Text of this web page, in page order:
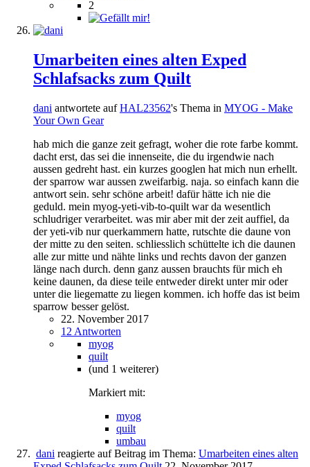
2
Umarbeiten eines alten Exped
Schlafsacks zum Quilt
dani antwortete aufHAL23562's Thema in MYOG - Make
Your Own Gear
hab mich die ganze zeit gefragt, woher die rote farbe kommt.
dacht erst, das sei die innenseite, die du irgendwie nach
aussen gedreht hast. ein kurzes googlen hat mich nun erhellt.
der sparrow war aussen zweifarbig. naja. so einfach kann die
antwort sein. sehr schöne arbeit! dafür hätte ich nie die
geduld. mein myog-yeti-vib-to-quilt war da wesentlich
schludriger verarbeitet. was mir aber mit der zeit auffiel, da
der yeti-vib nur querkammern hatte, rutschte die daune von
der mitte zu den seiten. schliesslich schüttelte ich die daunen
alle zur mitte und nähte links und rechts davon der ganzen
länge nach durch. denn ganz aussen brauchts für mich eh
keine daunen, da diese teile entweder direkt unter mir oder
unter die liegematte zu liegen kommen. ich hoffe das ist beim
sparrow besser gelöst.
22. November 2017
12 Antworten
myog
quilt
(und 1 weiterer)
Markiert mit:
myog
quilt
umbau
dani reagierte auf Beitrag im Thema: Umarbeiten eines alten